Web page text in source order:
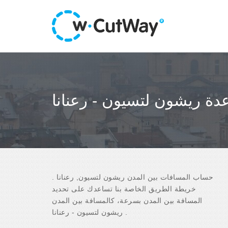
ريشون لتسيون - رعنانا
حساب المسافات بين المدن ريشون لتسيون, رعنانا .
خريطة الطريق الخاصة بنا تساعدك على تحديد
المسافة بين المدن بسرعة، كالمسافة بين المدن